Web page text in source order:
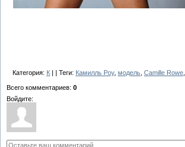
Категория: К | | Теги: Камилль Роу, модель Camille Rowe
Всего комментариев: 0
Войдите: